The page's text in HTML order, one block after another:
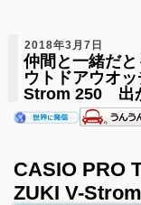
2018年3月7日
仲間と一緒だ
ウトドアウオ
Strom 250 出
CASIO PRO
ZUKI V-